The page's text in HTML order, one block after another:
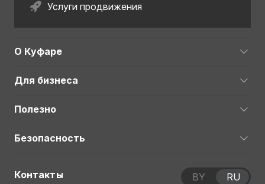
Услуги продвижения
О Куфаре
Для бизнеса
Полезно
Безопасность
Контакты BY RU